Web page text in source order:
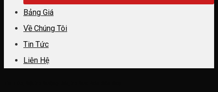
Bảng Giá
Về Chúng Tôi
Tin Tức
Liên Hệ